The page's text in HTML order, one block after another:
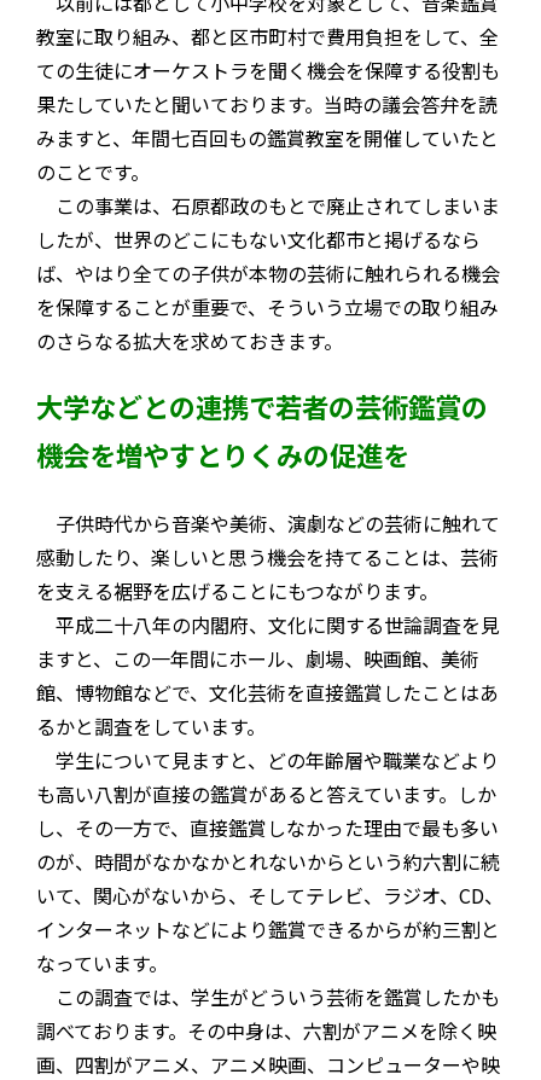
教室に取り組み、都と区市町村で費用負担をして、全
ての生徒にオーケストラを聞く機会を保障する役割も
果たしていたと聞いております。当時の議会答弁を読
みますと、年間七百回もの鑑賞教室を開催していたと
のことです。
この事業は、石原都政のもとで廃止されてしまいま
したが、世界のどこにもない文化都市と掲げるなら
ば、やはり全ての子供が本物の芸術に触れられる機会
を保障することが重要で、そういう立場での取り組み
のさらなる拡大を求めておきます。
大学などとの連携で若者の芸術鑑賞の
機会を増やすとりくみの促進を
子供時代から音楽や美術、演劇などの芸術に触れて
感動したり、楽しいと思う機会を持てることは、芸術
を支える裾野を広げることにもつながります。
平成二十八年の内閣府、文化に関する世論調査を見
ますと、この一年間にホール、劇場、映画館、美術
館、博物館などで、文化芸術を直接鑑賞したことはあ
るかと調査をしています。
学生について見ますと、どの年齢層や職業などより
も高い八割が直接の鑑賞があると答えています。しか
し、その一方で、直接鑑賞しなかった理由で最も多い
のが、時間がなかなかとれないからという約六割に続
いて、関心がないから、そしてテレビ、ラジオ、CD、
インターネットなどにより鑑賞できるからが約三割と
なっています。
この調査では、学生がどういう芸術を鑑賞したかも
調べております。その中身は、六割がアニメを除く映
画、四割がアニメ、アニメ映画、コンピューターや映